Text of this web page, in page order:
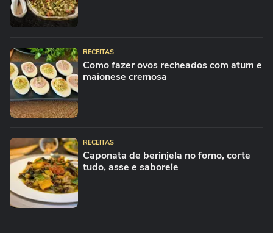
RECEITAS
Como fazer ovos recheados com atum e
maionese cremosa
RECEITAS
Caponata de berinjela no forno, corte
tudo, asse e saboreie